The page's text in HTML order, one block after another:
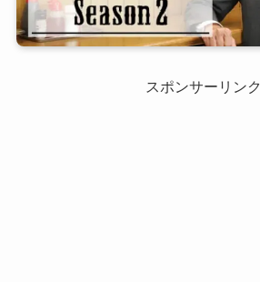
スポンサーリンク